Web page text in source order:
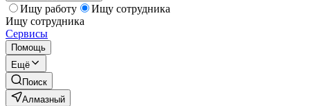
Ищу работу
Ищу сотрудника
Ищу сотрудника
Сервисы
Помощь
Ещё
Поиск
Алмазный